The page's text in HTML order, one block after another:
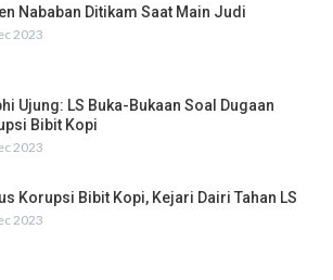
Nababan Ditikam Saat Main Judi
2023
Ujung: LS Buka-Bukaan Soal Dugaan
Bibit Kopi
2023
Korupsi Bibit Kopi, Kejari Dairi Tahan LS
2023